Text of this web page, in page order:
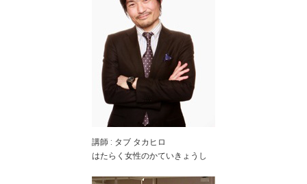
講師 : タブ タカヒロ
はたらく女性のかていきょうし